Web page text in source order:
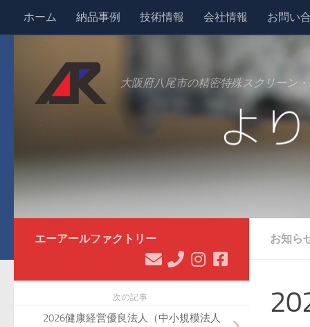
コンテンツへスキップ
ホーム 納品事例 技術情報 会社情報 お問い
大阪府八尾市の精密特殊スクリーン
お知ら
エーアールファクトリー
次の記事
2026健康経営優良法人（中小規模法人